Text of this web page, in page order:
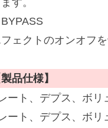
ェクトのオンオフを
品仕様】
ート、デプス、ボリ
ート、デプス、ボリ